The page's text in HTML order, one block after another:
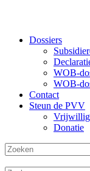
Dossiers
WOB-
WOB-
Contact
Steun de PVV
Donatie